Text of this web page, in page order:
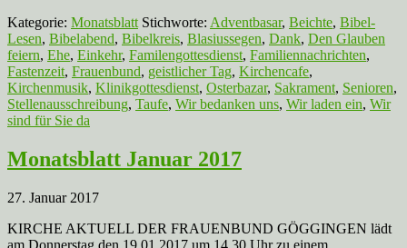
Kategorie: Monatsblatt Stichworte: Adventbasar, Beichte, Bibel-
Lesen, Bibelabend, Bibelkreis, Blasiussegen, Dank, Den Glauben
feiern, Ehe, Einkehr, Familengottesdienst, Familiennachrichten,
Fastenzeit, Frauenbund, geistlicher Tag, Kirchencafe,
Kirchenmusik, Klinikgottesdienst, Osterbazar, Sakrament, Senioren,
Stellenausschreibung, Taufe, Wir bedanken uns, Wir laden ein, Wir
sind für Sie da
Monatsblatt Januar 2017
27. Januar 2017
KIRCHE AKTUELL DER FRAUENBUND GÖGGINGEN lädt
am Donnerstag den 19.01.2017 um 14.30 Uhr zu einem